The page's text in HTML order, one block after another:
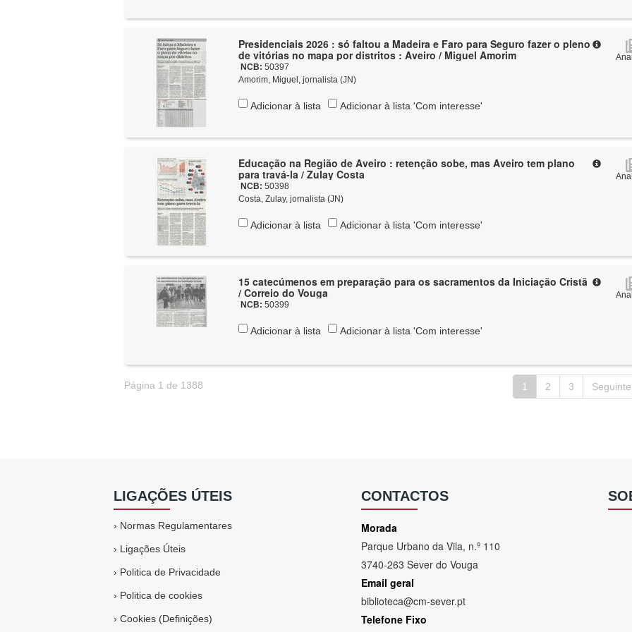
Presidenciais 2026 : só faltou a Madeira e Faro para Seguro fazer o pleno
de vitórias no mapa por distritos : Aveiro / Miguel Amorim
NCB:50397
Amorim, Miguel, jornalista (JN)
Adicionar à lista Adicionar à lista 'Com interesse'
Educação na Região de Aveiro : retenção sobe, mas Aveiro tem plano
para travá-la / Zulay Costa
NCB:50398
Costa, Zulay, jornalista (JN)
Adicionar à lista Adicionar à lista 'Com interesse'
15 catecúmenos em preparação para os sacramentos da Iniciação Cristã
/ Correio do Vouga
NCB:50399
Adicionar à lista Adicionar à lista 'Com interesse'
Página 1 de 1388 1 2 3 Seguinte
LIGAÇÕES ÚTEIS
› Normas Regulamentares
› Ligações Úteis
› Politica de Privacidade
› Politica de cookies
›Cookies (Definições)
CONTACTOS
Morada
Parque Urbano da Vila, n.º 110
3740-263 Sever do Vouga
Email geral
biblioteca@cm-sever.pt
Telefone Fixo